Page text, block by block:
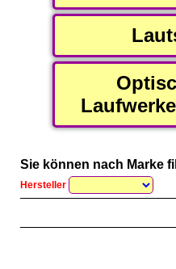
Sie können nach Marke
Hersteller